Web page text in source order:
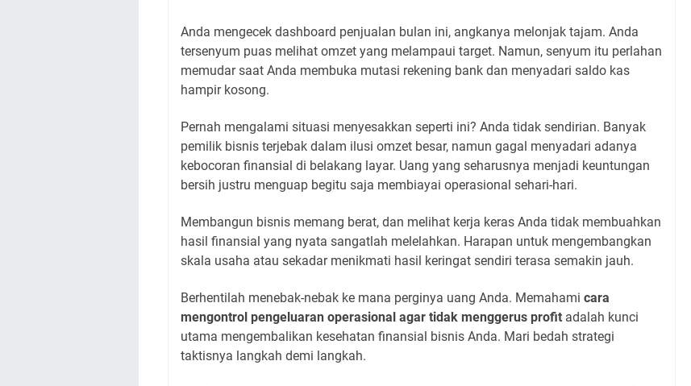
Anda mengecek dashboard penjualan bulan ini, angkanya melonjak tajam. Anda
tersenyum puas melihat omzet yang melampaui target. Namun, senyum itu perlahan
memudar saat Anda membuka mutasi rekening bank dan menyadari saldo kas
hampir kosong.
Pernah mengalami situasi menyesakkan seperti ini? Anda tidak sendirian. Banyak
pemilik bisnis terjebak dalam ilusi omzet besar, namun gagal menyadari adanya
kebocoran finansial di belakang layar. Uang yang seharusnya menjadi keuntungan
bersih justru menguap begitu saja membiayai operasional sehari-hari.
Membangun bisnis memang berat, dan melihat kerja keras Anda tidak membuahkan
hasil finansial yang nyata sangatlah melelahkan. Harapan untuk mengembangkan
skala usaha atau sekadar menikmati hasil keringat sendiri terasa semakin jauh.
Berhentilah menebak-nebak ke mana perginya uang Anda. Memahami cara
mengontrol pengeluaran operasional agar tidak menggerus profit adalah kunci
utama mengembalikan kesehatan finansial bisnis Anda. Mari bedah strategi
taktisnya langkah demi langkah.